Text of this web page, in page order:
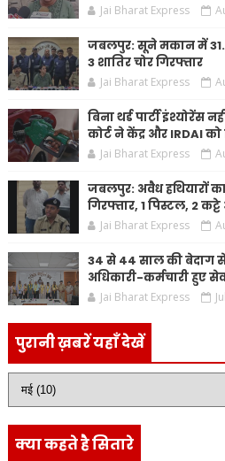
Jai Bharat Express
जबलपुर: सूने मकान में
3 शातिर चोर गिरफ्तार
Jai Bharat Express
बिना थर्ड पार्टी इंश्योरेंस
कोर्ट ने केंद्र और IRDAI को
Jai Bharat Express
जबलपुर: अवैध हथियारों
गिरफ्तार, 1 पिस्टल, 2
Jai Bharat Express
34 से 44 साल की बेदाग
अधिकारी-कर्मचारी हुए
Jai Bharat Express
पुरानी ख़बरें यहाँ देखें
क्या कहते है सितारे